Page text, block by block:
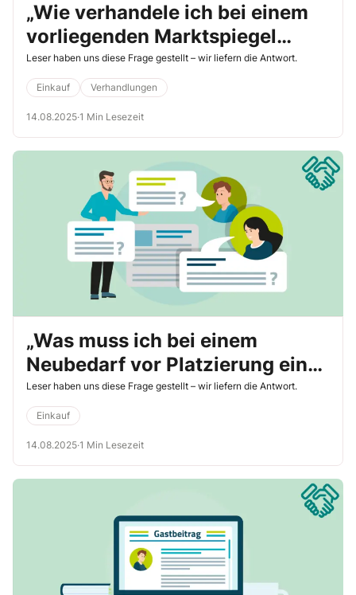
„Wie verhandele ich bei einem
vorliegenden Marktspiegel
weiter nach?“
Leser haben uns diese Frage gestellt – wir liefern die Antwort.
Einkauf Verhandlungen
14.08.2025·1 Min Lesezeit
„Was muss ich bei einem
Neubedarf vor Platzierung einer
Anfrage beachten?“
Leser haben uns diese Frage gestellt – wir liefern die Antwort.
Einkauf
14.08.2025·1 Min Lesezeit